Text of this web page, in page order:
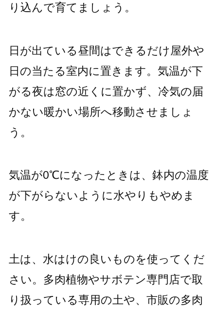
り込んで育てましょう。
日が出ている昼間はできるだけ屋外や
日の当たる室内に置きます。気温が下
がる夜は窓の近くに置かず、冷気の届
かない暖かい場所へ移動させましょ
う。
気温が0℃になったときは、鉢内の温度
が下がらないように水やりもやめま
す。
土は、水はけの良いものを使ってくだ
さい。多肉植物やサボテン専門店で取
り扱っている専用の土や、市販の多肉